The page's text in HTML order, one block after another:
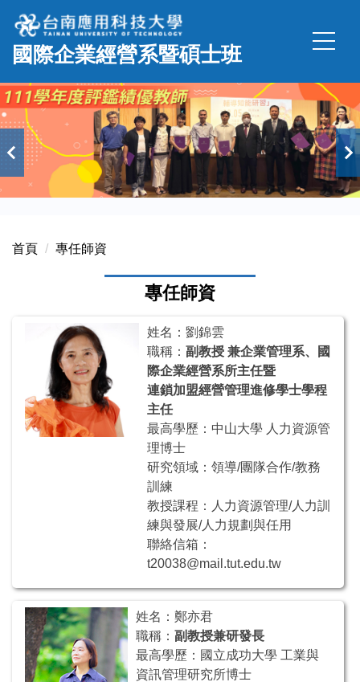
跳
到
主
內
容
區
國際企業經營系暨碩士班
首頁 專任師資
專任師資
姓名：劉錦雲
職稱：副教授 兼企業管理系、國
際企業經營系所主任暨
連鎖加盟經營管理進修學士學程
主任
最高學歷：中山大學 人力資源管
理博士
研究領域：領導/團隊合作/教務
訓練
教授課程：人力資源管理/人力訓
練與發展/人力規劃與任用
聯絡信箱：
t20038@mail.tut.edu.tw
姓名：鄭亦君
職稱： 副教授兼研發長
最高學歷：國立成功大學 工業與
資訊管理研究所博士